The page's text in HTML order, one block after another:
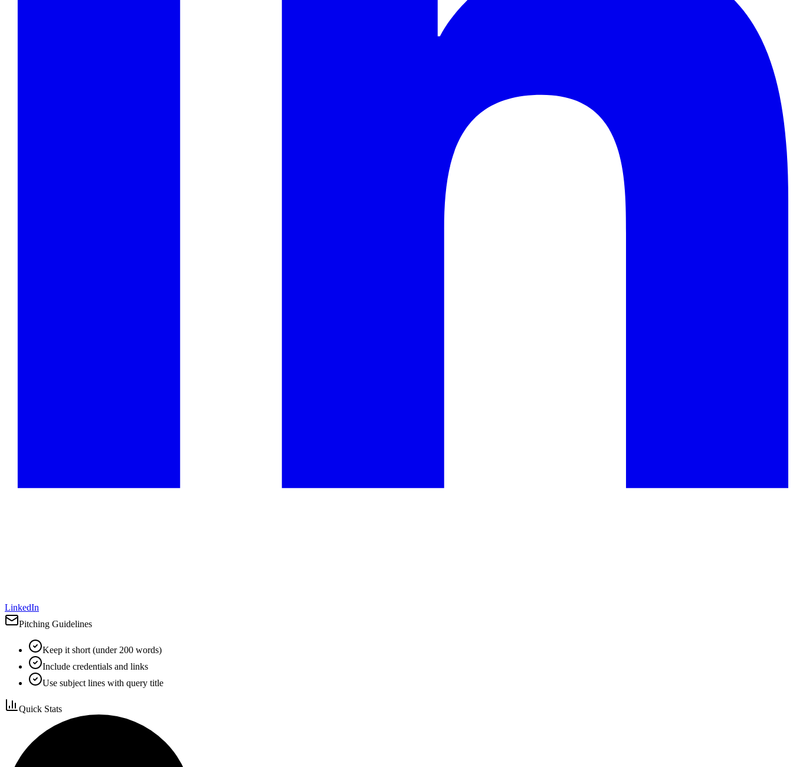
LinkedIn
Pitching Guidelines
Keep it short (under 200 words)
Include credentials and links
Use subject lines with query title
Quick Stats